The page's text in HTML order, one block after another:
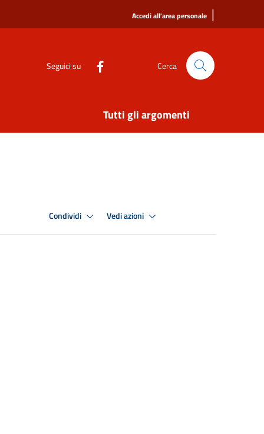
Accedi all'area personale |
Seguici su Cerca
Tutti gli argomenti
Condividi Vedi azioni